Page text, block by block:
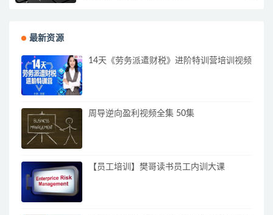
最新资源
14天《劳务派遣财税》进阶特训营培训视频
周导逆向盈利视频全集 50集
【员工培训】樊哥读书员工内训大课